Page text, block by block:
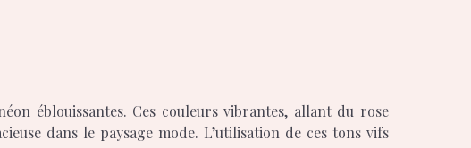
éblouissantes. Ces couleurs vibrantes, allant du rose
dans le paysage mode. L’utilisation de ces tons vifs